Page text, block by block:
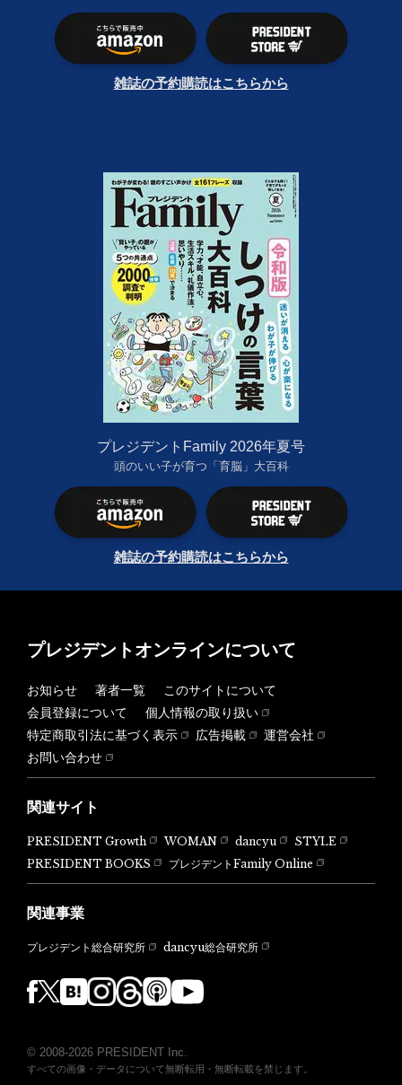
雑誌の予約購読はこちらから
プレジデントFamily 2026年夏号
頭のいい子が育つ「育脳」大百科
雑誌の予約購読はこちらから
プレジデントオンラインについて
お知らせ 著者一覧
このサイトについて
会員登録について
個人情報の取り扱い
特定商取引法に基づく表示
広告掲載
運営会社
お問い合わせ
関連サイト
PRESIDENT Growth WOMAN dancyu
STYLE
PRESIDENT BOOKS
プレジデントFamily Online
関連事業
プレジデント総合研究所 dancyu総合研究所
© 2008-2026 PRESIDENT Inc.
すべての画像・データについて無断転用・無断転載を禁じます。